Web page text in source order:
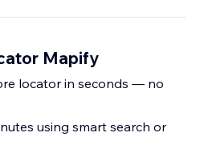
Mapify
locator in seconds — no
using smart search or